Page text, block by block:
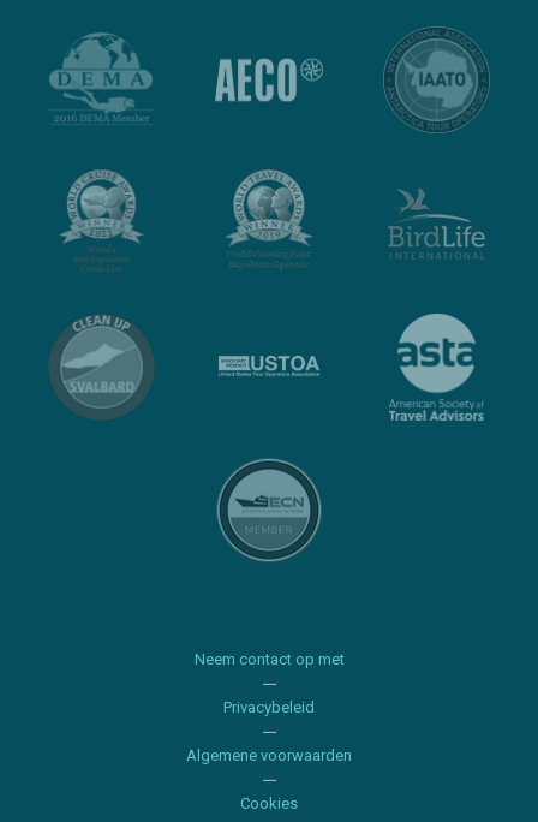
Neem contact op met
Privacybeleid
Algemene voorwaarden
Cookies